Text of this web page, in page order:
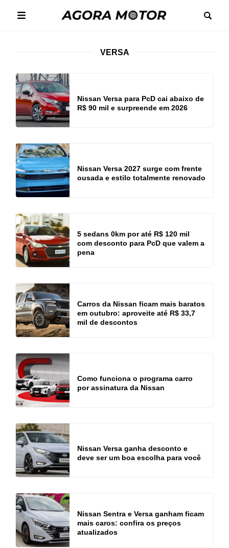
VERSA
Nissan Versa para PcD cai abaixo de
R$ 90 mil e surpreende em 2026
Nissan Versa 2027 surge com frente
ousada e estilo totalmente renovado
5 sedans 0km por até R$ 120 mil
com desconto para PcD que valem a
pena
Carros da Nissan ficam mais baratos
em outubro: aproveite até R$ 33,7
mil de descontos
Como funciona o programa carro
por assinatura da Nissan
Nissan Versa ganha desconto e
deve ser um boa escolha para você
Nissan Sentra e Versa ganham ficam
mais caros: confira os preços
atualizados